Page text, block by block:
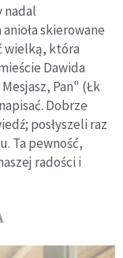
nadal
skierowane
wielką, która
Dawida
Pan" (Łk
Dobrze
posłyszeli raz
Ta pewność,
radości i